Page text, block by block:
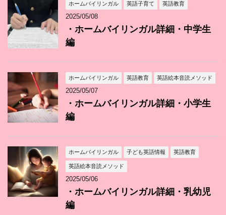
ホームバイリンガル 英語子育て 英語教育
2025/05/08
・ホームバイリンガル詳細・中学生
編
ホームバイリンガル 英語教育 英語絵本音読メソッド
2025/05/07
・ホームバイリンガル詳細・小学生
編
ホームバイリンガル 子ども英語情報 英語教育
英語絵本音読メソッド
2025/05/06
・ホームバイリンガル詳細・乳幼児
編